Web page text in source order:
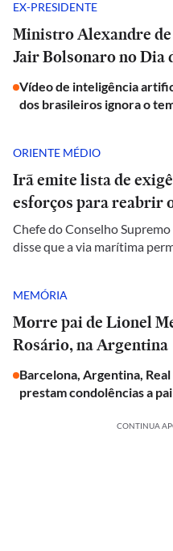
EX-PRESIDENTE
Ministro Alexandre
Jair Bolsonaro no Dia
Vídeo de inteligência
dos brasileiros ignora o
ORIENTE MÉDIO
Irã emite lista de
esforços para reabrir
Chefe do Conselho
disse que a via marítima
MEMÓRIA
Morre pai de Lionel
Rosário, na Argentina
Barcelona, Argentina,
prestam condolências a
CONTINUA